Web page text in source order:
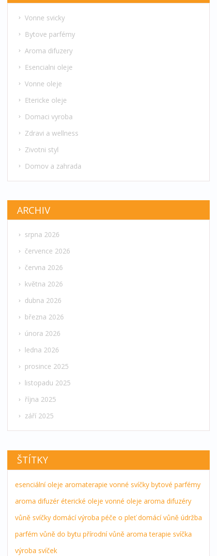
Vonne svicky
Bytove parfémy
Aroma difuzery
Esencialni oleje
Vonne oleje
Etericke oleje
Domaci vyroba
Zdravi a wellness
Zivotni styl
Domov a zahrada
ARCHIV
srpna 2026
července 2026
června 2026
května 2026
dubna 2026
března 2026
února 2026
ledna 2026
prosince 2025
listopadu 2025
října 2025
září 2025
ŠTÍTKY
esenciální oleje aromaterapie vonné svíčky bytové parfémy
aroma difuzér éterické oleje vonné oleje aroma difuzéry
vůně svíčky domácí výroba péče o pleť domácí vůně údržba
parfém vůně do bytu přírodní vůně aroma terapie svíčka
výroba svíček